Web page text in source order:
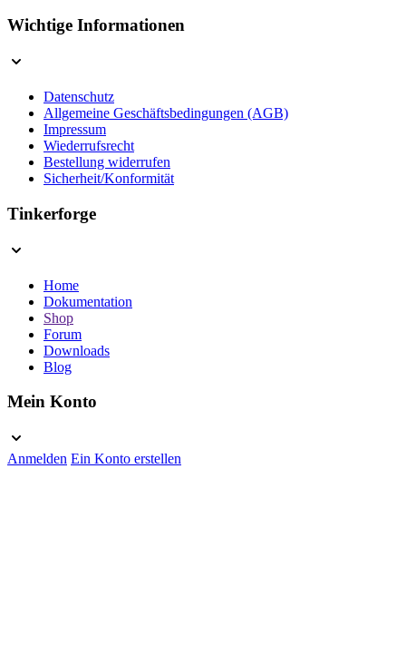
Wichtige Informationen
Datenschutz
Allgemeine Geschäftsbedingungen (AGB)
Impressum
Wiederrufsrecht
Bestellung widerrufen
Sicherheit/Konformität
Tinkerforge
Home
Dokumentation
Shop
Forum
Downloads
Blog
Mein Konto
Anmelden Ein Konto erstellen